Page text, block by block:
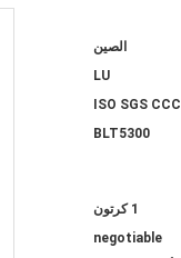
الصين
LU
ISO SGS CCC
BLT5300
1 كرتون
negotiable